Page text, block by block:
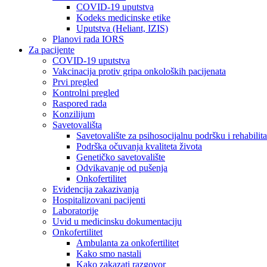
COVID-19 uputstva
Kodeks medicinske etike
Uputstva (Heliant, IZIS)
Planovi rada IORS
Za pacijente
COVID-19 uputstva
Vakcinacija protiv gripa onkoloških pacijenata
Prvi pregled
Kontrolni pregled
Raspored rada
Konzilijum
Savetovališta
Savetovalište za psihosocijalnu podršku i
Podrška očuvanja kvaliteta života
Genetičko savetovalište
Odvikavanje od pušenja
Onkofertilitet
Evidencija zakazivanja
Hospitalizovani pacijenti
Laboratorije
Uvid u medicinsku dokumentaciju
Onkofertilitet
Ambulanta za onkofertilitet
Kako smo nastali
Kako zakazati razgovor